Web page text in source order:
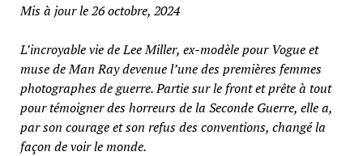
Mis à jour le 26 octobre, 2024
L’incroyable vie de Lee Miller, ex-modèle pour Vogue et
muse de Man Ray devenue l’une des premières femmes
photographes de guerre. Partie sur le front et prête à tout
pour témoigner des horreurs de la Seconde Guerre, elle a,
par son courage et son refus des conventions, changé la
façon de voir le monde.